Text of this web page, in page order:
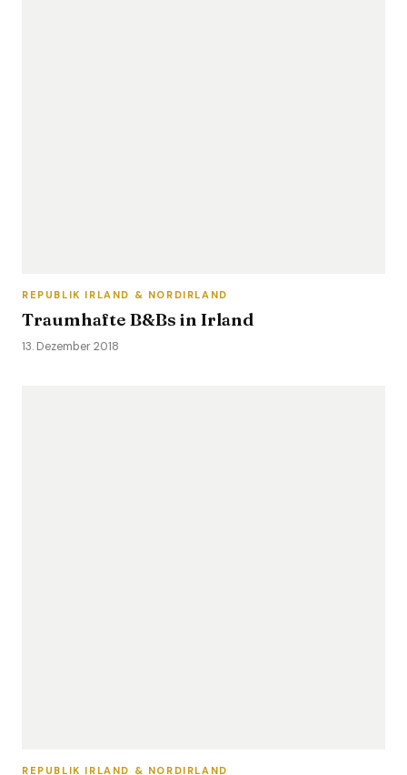
REPUBLIK IRLAND & NORDIRLAND
Traumhafte B&Bs in Irland
13. Dezember 2018
REPUBLIK IRLAND & NORDIRLAND